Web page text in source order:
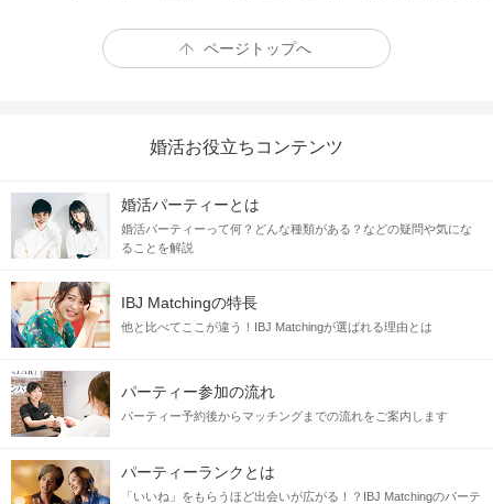
ページトップへ
婚活お役立ちコンテンツ
婚活パーティーとは
婚活パーティーって何？どんな種類がある？などの疑問や気にな
ることを解説
IBJ Matchingの特長
他と比べてここが違う！IBJ Matchingが選ばれる理由とは
パーティー参加の流れ
パーティー予約後からマッチングまでの流れをご案内します
パーティーランクとは
「いいね」をもらうほど出会いが広がる！？IBJ Matchingのパーテ